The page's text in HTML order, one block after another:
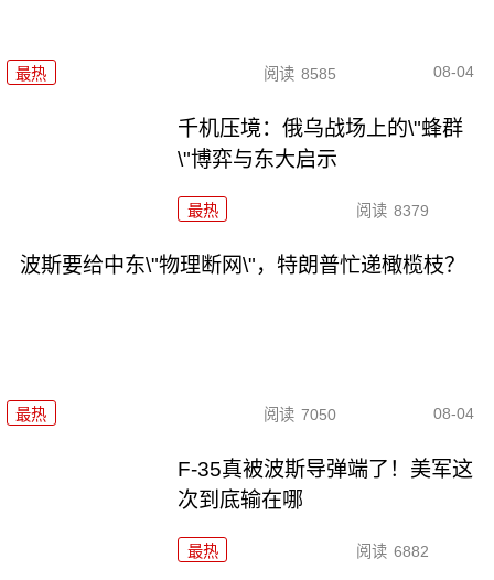
最热 阅读 8585 08-04
千机压境：俄乌战场上的\"蜂群
\"博弈与东大启示
最热 阅读 8379
波斯要给中东\"物理断网\"，特朗普忙递橄榄枝？
最热 阅读 7050 08-04
F-35真被波斯导弹端了！美军这
次到底输在哪
最热 阅读 6882